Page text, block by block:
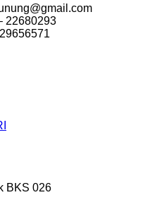
22680293
BKS 026